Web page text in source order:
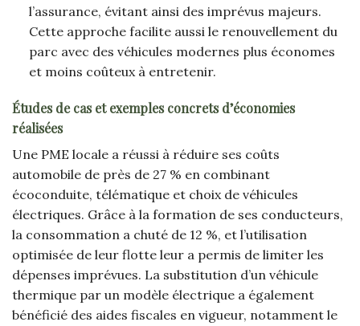
l’assurance, évitant ainsi des imprévus majeurs.
Cette approche facilite aussi le renouvellement du
parc avec des véhicules modernes plus économes
et moins coûteux à entretenir.
Études de cas et exemples concrets d’économies
réalisées
Une PME locale a réussi à réduire ses coûts
automobile de près de 27 % en combinant
écoconduite, télématique et choix de véhicules
électriques. Grâce à la formation de ses conducteurs,
la consommation a chuté de 12 %, et l’utilisation
optimisée de leur flotte leur a permis de limiter les
dépenses imprévues. La substitution d’un véhicule
thermique par un modèle électrique a également
bénéficié des aides fiscales en vigueur, notamment le